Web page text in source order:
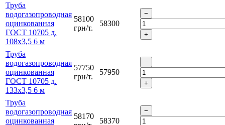
Труба
водогазопроводная
оцинкованная
ГОСТ 10705 д.
108х3,5 6 м
58100
грн/т.
58300
Труба
водогазопроводная
оцинкованная
ГОСТ 10705 д.
133х3,5 6 м
57750
грн/т.
57950
Труба
водогазопроводная
оцинкованная
58170
58370